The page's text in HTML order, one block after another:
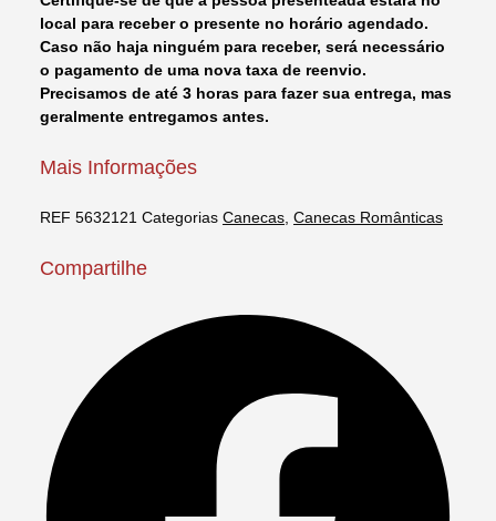
local para receber o presente no horário agendado.
Caso não haja ninguém para receber, será necessário
o pagamento de uma nova taxa de reenvio.
Precisamos de até 3 horas para fazer sua entrega, mas
geralmente entregamos antes.
Mais Informações
REF 5632121 Categorias Canecas, Canecas Românticas
Compartilhe